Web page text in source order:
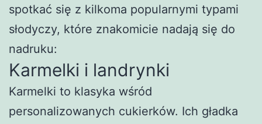
spotkać się z kilkoma popularnymi typami
słodyczy, które znakomicie nadają się do
nadruku:
Karmelki i landrynki
Karmelki to klasyka wśród
personalizowanych cukierków. Ich gładka